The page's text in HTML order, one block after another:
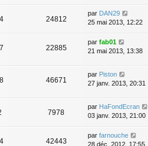
24812
par DAN29
25 mai 2013, 12:22
22885
par fab01
21 mai 2013, 13:38
46671
par Piston
27 janv. 2013, 20:31
7978
par HaFondEcran
03 janv. 2013, 21:00
42443
par farnouche
28 déc. 2012, 17:55